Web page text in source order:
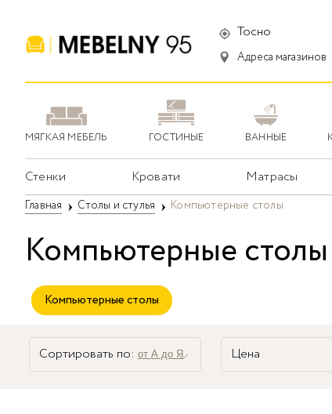
Тосно
Адреса магазинов
МЯГКАЯ МЕБЕЛЬ ГОСТИНЫЕ ВАННЫЕ
Стенки Кровати Матрасы
Главная Столы и стулья Компьютерные столы
Компьютерные столы
Компьютерные столы
Сортировать по: от А до Я Цена